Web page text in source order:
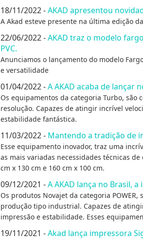
18/11/2022 -AKAD apresentou
A Akad esteve presente na última edição
22/06/2022 -AKAD traz o modelo
PVC.
Anunciamos o lançamento do modelo
e versatilidade
01/04/2022 -A AKAD acaba de lançar
Os equipamentos da categoria Turbo, são
resolução. Capazes de atingir incrível
estabilidade fantástica.
11/03/2022 - Mantendo a tradição de
Esse equipamento inovador, traz uma
as mais variadas necessidades técnicas
cm x 130 cm e 160 cm x 100 cm.
09/12/2021 -A AKAD lança no Brasil,
Os produtos Novajet da categoria
produção tipo industrial. Capazes de
impressão e estabilidade. Esses
19/11/2021 -Akad lança impressora